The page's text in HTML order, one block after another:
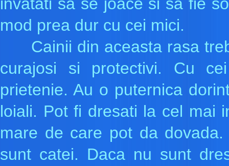
mod prea dur cu cei mici.
Cainii din aceasta rasa
curajosi si protectivi. Cu
prietenie. Au o puternica
loiali. Pot fi dresati la cel mai
mare de care pot da
sunt catei. Daca nu sunt